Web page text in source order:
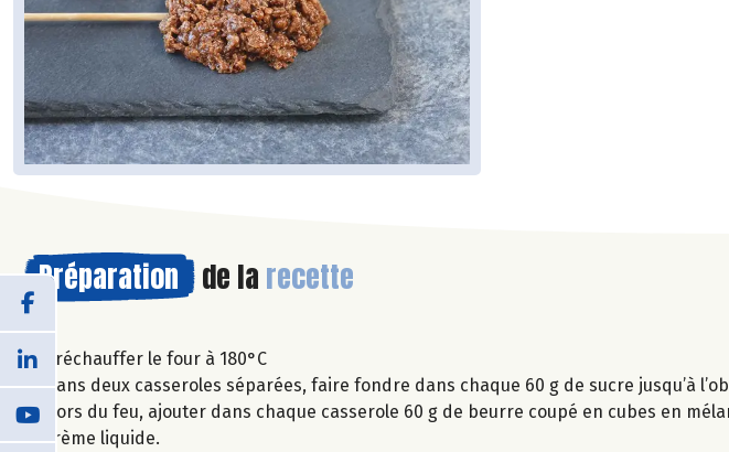
Préparation de la recette
Préchauffer le four à 180°C
Dans deux casseroles séparées, faire fondre dans chaque 60 g de sucre jusqu’à
Hors du feu, ajouter dans chaque casserole 60 g de beurre coupé en cubes en
crème liquide.